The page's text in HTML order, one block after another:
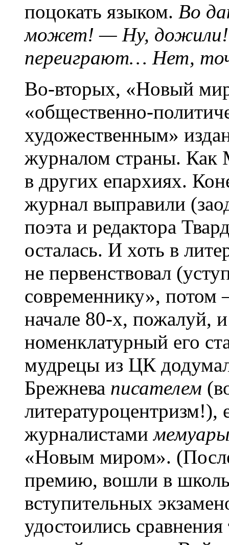
поцокать языком. Во
может! — Ну, дожили!
переиграют… Нет,
Во-вторых, «Новый
«общественно-
художественным»
журналом страны.
в других епархиях.
журнал выправили
поэта и редактора
осталась. И хоть в
не первенствовал
современнику»,
начале 80-х, пожалуй,
номенклатурный его
мудрецы из ЦК
Брежнева писателем
литературоцентризм!),
журналистамимемуары
«Новым миром».
премию, вошли в
вступительных
удостоились